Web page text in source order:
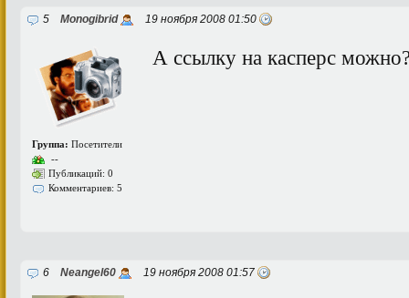
5 Monogibrid 19 ноября 2008 01:50
Группа: Посетители
--
Публикаций: 0
Комментариев: 5
А ссылку на касперс
6 Neangel60 19 ноября 2008 01:57